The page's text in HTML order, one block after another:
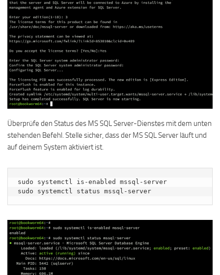
Überprüfe den Status des MS SQL Server-Dienstes mit dem unten
stehenden Befehl. Stelle sicher, dass der MS SQL Server läuft und
auf deinem System aktiviert ist.
sudo systemctl is-enabled mssql-server
sudo systemctl status mssql-server